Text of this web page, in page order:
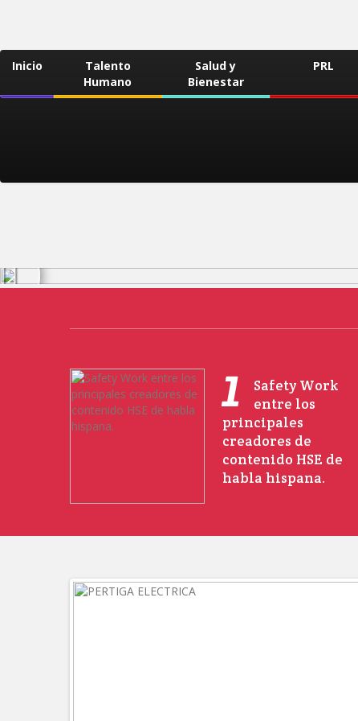
Inicio
Talento
Humano
Salud y
Bienestar
PRL
1
Safety Work
entre los
principales
creadores de
contenido HSE de
habla hispana.